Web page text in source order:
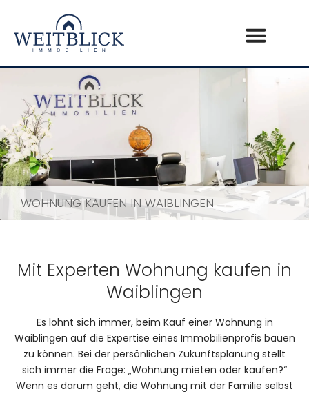
WOHNUNG KAUFEN IN WAIBLINGEN
Mit Experten Wohnung kaufen in
Waiblingen
Es lohnt sich immer, beim Kauf einer Wohnung in
Waiblingen auf die Expertise eines Immobilienprofis bauen
zu können. Bei der persönlichen Zukunftsplanung stellt
sich immer die Frage: „Wohnung mieten oder kaufen?“
Wenn es darum geht, die Wohnung mit der Familie selbst